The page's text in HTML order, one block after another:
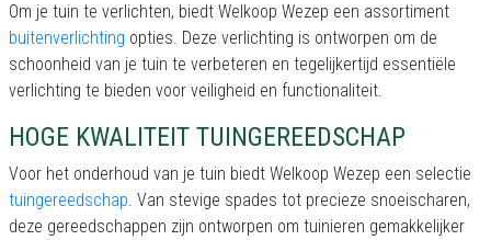
Om je tuin te verlichten, biedt Welkoop Wezep een assortiment
buitenverlichting opties. Deze verlichting is ontworpen om de
schoonheid van je tuin te verbeteren en tegelijkertijd essentiële
verlichting te bieden voor veiligheid en functionaliteit.
HOGE KWALITEIT TUINGEREEDSCHAP
Voor het onderhoud van je tuin biedt Welkoop Wezep een selectie
tuingereedschap. Van stevige spades tot precieze snoeischaren,
deze gereedschappen zijn ontworpen om tuinieren gemakkelijker